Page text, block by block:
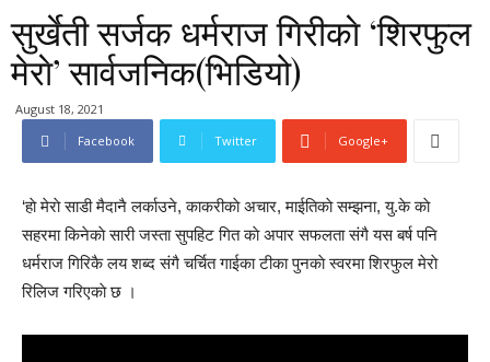
सुर्खेती सर्जक धर्मराज गिरीकाे ‘शिरफुल
मेराे’ सार्वजनिक(भिडियो)
August 18, 2021
Facebook
Twitter Google+
‘हाे मेराे साडी मैदानै लर्काउने, काकरीकाे अचार, माईतिकाे सम्झना, यु.के काे
सहरमा किनेकाे सारी जस्ता सुपहिट गित काे अपार सफलता संगै यस बर्ष पनि
धर्मराज गिरिकै लय शब्द संगै चर्चित गाईका टीका पुनकाे स्वरमा शिरफुल मेराे
रिलिज गरिएकाे छ ।